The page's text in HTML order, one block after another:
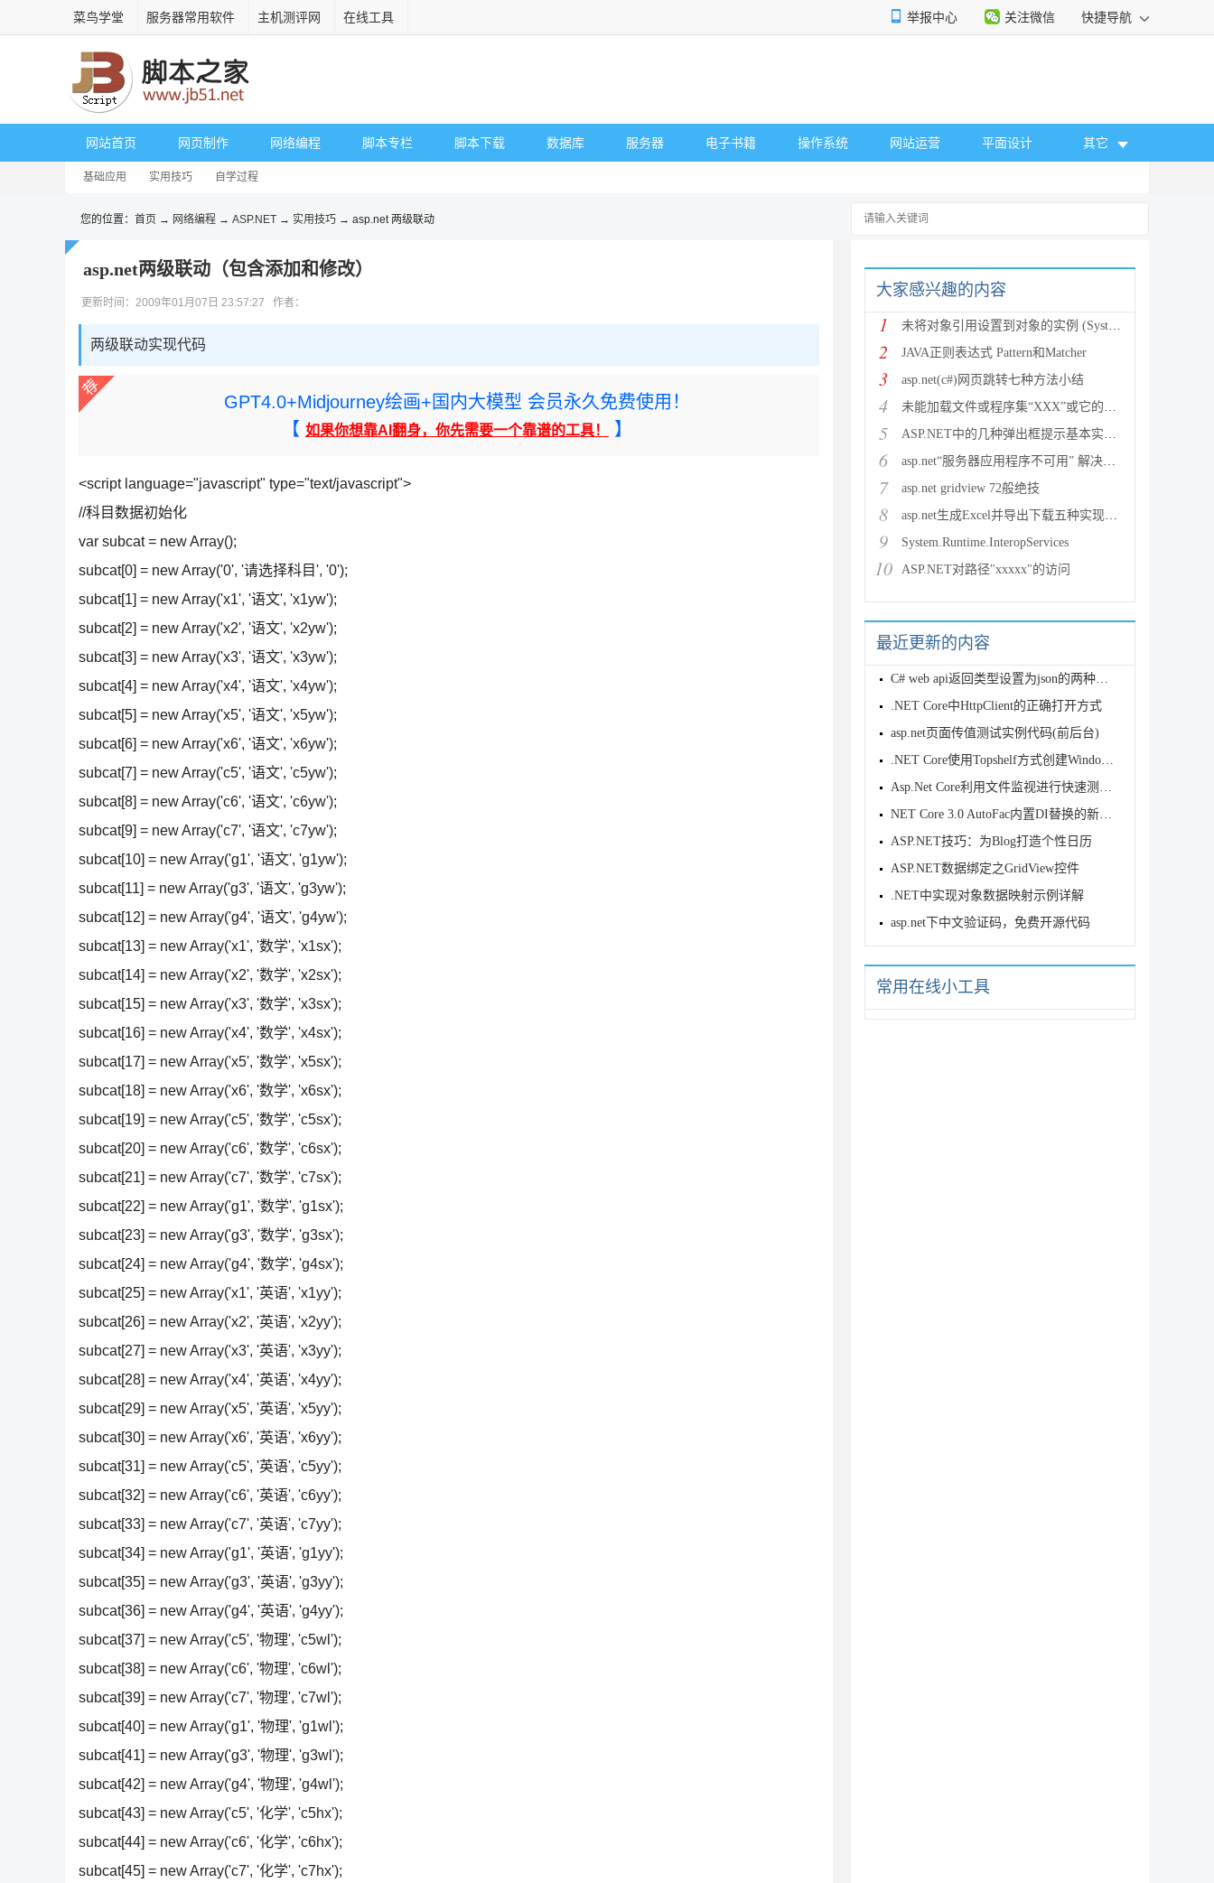
菜鸟学堂 服务器常用软件 主机测评网 在线工具 举报中心 关注微信 快捷导航
网站首页 网页制作 网络编程 脚本专栏 脚本下载 数据库 服务器 电子书籍 操作系统 网站运营 平面设计 其它
基础应用 实用技巧 自学过程
您的位置： 首页 → 网络编程 → ASP.NET → 实用技巧 → asp.net 两级联动
asp.net两级联动（包含添加和修改）
更新时间：2009年01月07日 23:57:27 作者：
两级联动实现代码
GPT4.0+Midjourney绘画+国内大模型 会员永久免费使用！
【 如果你想靠AI翻身，你先需要一个靠谱的工具！ 】
<script language="javascript" type="text/javascript">
//科目数据初始化
var subcat = new Array();
subcat[0] = new Array('0', '请选择科目', '0');
subcat[1] = new Array('x1', '语文', 'x1yw');
subcat[2] = new Array('x2', '语文', 'x2yw');
subcat[3] = new Array('x3', '语文', 'x3yw');
subcat[4] = new Array('x4', '语文', 'x4yw');
subcat[5] = new Array('x5', '语文', 'x5yw');
subcat[6] = new Array('x6', '语文', 'x6yw');
subcat[7] = new Array('c5', '语文', 'c5yw');
subcat[8] = new Array('c6', '语文', 'c6yw');
subcat[9] = new Array('c7', '语文', 'c7yw');
subcat[10] = new Array('g1', '语文', 'g1yw');
subcat[11] = new Array('g3', '语文', 'g3yw');
subcat[12] = new Array('g4', '语文', 'g4yw');
subcat[13] = new Array('x1', '数学', 'x1sx');
subcat[14] = new Array('x2', '数学', 'x2sx');
subcat[15] = new Array('x3', '数学', 'x3sx');
subcat[16] = new Array('x4', '数学', 'x4sx');
subcat[17] = new Array('x5', '数学', 'x5sx');
subcat[18] = new Array('x6', '数学', 'x6sx');
subcat[19] = new Array('c5', '数学', 'c5sx');
subcat[20] = new Array('c6', '数学', 'c6sx');
subcat[21] = new Array('c7', '数学', 'c7sx');
subcat[22] = new Array('g1', '数学', 'g1sx');
subcat[23] = new Array('g3', '数学', 'g3sx');
subcat[24] = new Array('g4', '数学', 'g4sx');
subcat[25] = new Array('x1', '英语', 'x1yy');
subcat[26] = new Array('x2', '英语', 'x2yy');
subcat[27] = new Array('x3', '英语', 'x3yy');
subcat[28] = new Array('x4', '英语', 'x4yy');
subcat[29] = new Array('x5', '英语', 'x5yy');
subcat[30] = new Array('x6', '英语', 'x6yy');
subcat[31] = new Array('c5', '英语', 'c5yy');
subcat[32] = new Array('c6', '英语', 'c6yy');
subcat[33] = new Array('c7', '英语', 'c7yy');
subcat[34] = new Array('g1', '英语', 'g1yy');
subcat[35] = new Array('g3', '英语', 'g3yy');
subcat[36] = new Array('g4', '英语', 'g4yy');
subcat[37] = new Array('c5', '物理', 'c5wl');
subcat[38] = new Array('c6', '物理', 'c6wl');
subcat[39] = new Array('c7', '物理', 'c7wl');
subcat[40] = new Array('g1', '物理', 'g1wl');
subcat[41] = new Array('g3', '物理', 'g3wl');
subcat[42] = new Array('g4', '物理', 'g4wl');
subcat[43] = new Array('c5', '化学', 'c5hx');
subcat[44] = new Array('c6', '化学', 'c6hx');
subcat[45] = new Array('c7', '化学', 'c7hx');
大家感兴趣的内容
1 未将对象引用设置到对象的实例 (System.NullRef
2 JAVA正则表达式 Pattern和Matcher
3 asp.net(c#)网页跳转七种方法小结
4 未能加载文件或程序集“XXX”或它的某一个依赖项。试图加载格
5 ASP.NET中的几种弹出框提示基本实现方法
6 asp.net“服务器应用程序不可用” 解决方法
7 asp.net gridview 72般绝技
8 asp.net生成Excel并导出下载五种实现方法
9 System.Runtime.InteropServices
10 ASP.NET对路径"xxxxx"的访问
最近更新的内容
C# web api返回类型设置为json的两种方法
.NET Core中HttpClient的正确打开方式
asp.net页面传值测试实例代码(前后台)
.NET Core使用Topshelf方式创建Windows服务的全过程记录
Asp.Net Core利用文件监视进行快速测试开发详解
NET Core 3.0 AutoFac内置DI替换的新姿势分享
ASP.NET技巧：为Blog打造个性日历
ASP.NET数据绑定之GridView控件
.NET中实现对象数据映射示例详解
asp.net下中文验证码，免费开源代码
常用在线小工具